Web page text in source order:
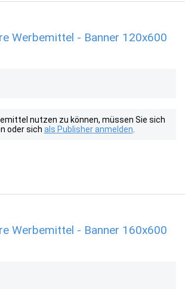
Werbemittel - Banner 120x600
nutzen zu können, müssen Sie sich
oder sich als Publisher anmelden
Werbemittel - Banner 160x600